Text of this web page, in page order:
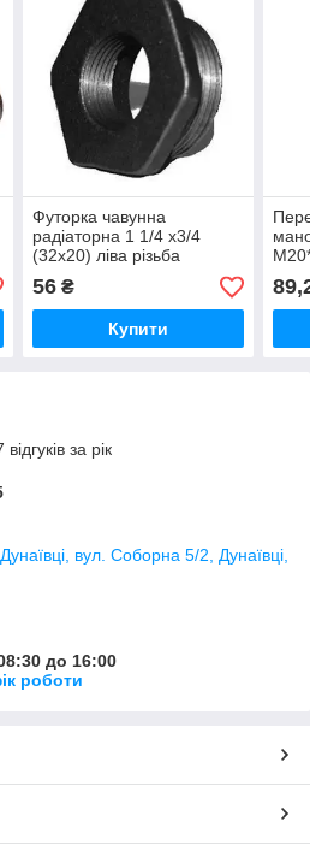
Футорка чавунна
радіаторна 1 1/4 х3/4
(32х20) ліва різьба
56₴
Купити
за рік
вул. Соборна 5/2, Дунаївці,
до 16:00
роботи